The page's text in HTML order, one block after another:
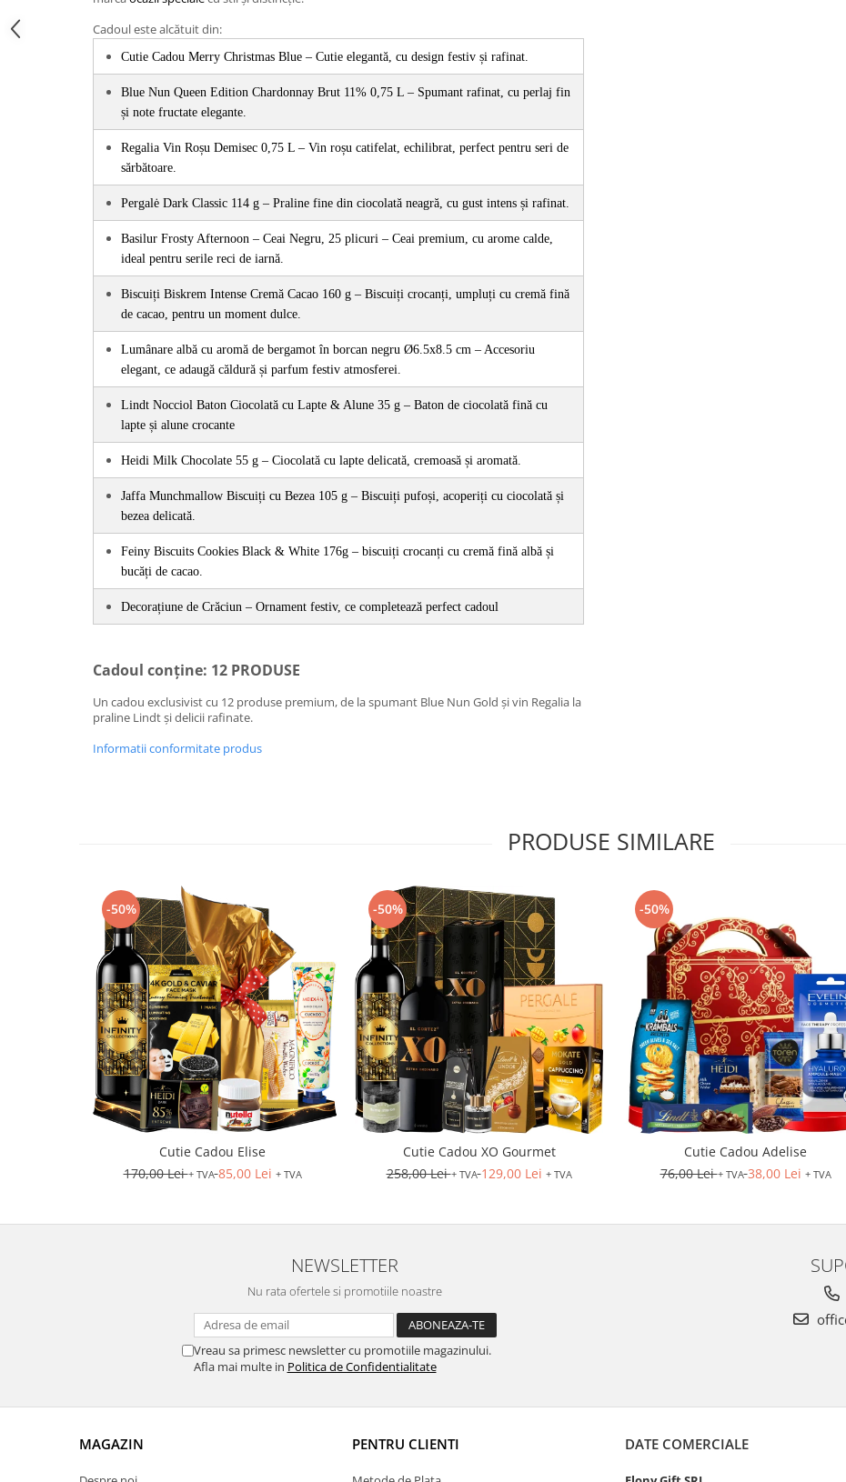
Cadoul este alcătuit din:
Cutie Cadou Merry Christmas Blue – Cutie elegantă, cu design festiv și rafinat.
Blue Nun Queen Edition Chardonnay Brut 11% 0,75 L – Spumant rafinat, cu perlaj fin
și note fructate elegante.
Regalia Vin Roșu Demisec 0,75 L – Vin roșu catifelat, echilibrat, perfect pentru seri de
sărbătoare.
Pergalė Dark Classic 114 g – Praline fine din ciocolată neagră, cu gust intens și rafinat.
Basilur Frosty Afternoon – Ceai Negru, 25 plicuri – Ceai premium, cu arome calde,
ideal pentru serile reci de iarnă.
Biscuiți Biskrem Intense Cremă Cacao 160 g – Biscuiți crocanți, umpluți cu cremă fină
de cacao, pentru un moment dulce.
Lumânare albă cu aromă de bergamot în borcan negru Ø6.5x8.5 cm – Accesoriu
elegant, ce adaugă căldură și parfum festiv atmosferei.
Lindt Nocciol Baton Ciocolată cu Lapte & Alune 35 g – Baton de ciocolată fină cu
lapte și alune crocante
Heidi Milk Chocolate 55 g – Ciocolată cu lapte delicată, cremoasă și aromată.
Jaffa Munchmallow Biscuiți cu Bezea 105 g – Biscuiți pufoși, acoperiți cu ciocolată și
bezea delicată.
Feiny Biscuits Cookies Black & White 176g – biscuiți crocanți cu cremă fină albă și
bucăți de cacao.
Decorațiune de Crăciun – Ornament festiv, ce completează perfect cadoul
Cadoul conține: 12 PRODUSE
Un cadou exclusivist cu 12 produse premium, de la spumant Blue Nun Gold și vin Regalia la
praline Lindt și delicii rafinate.
Informatii conformitate produs
PRODUSE SIMILARE
-50%
Cutie Cadou Elise
170,00 Lei+ TVA 85,00 Lei + TVA
-50%
Cutie Cadou XO Gourmet
258,00 Lei+ TVA 129,00 Lei + TVA
-50%
Cutie Cadou Adelise
76,00 Lei+ TVA 38,00 Lei + TVA
NEWSLETTER
Nu rata ofertele si promotiile noastre
Vreau sa primesc newsletter cu promotiile magazinului.
Afla mai multe in Politica de Confidentialitate
MAGAZIN PENTRU CLIENTI DATE COMERCIALE